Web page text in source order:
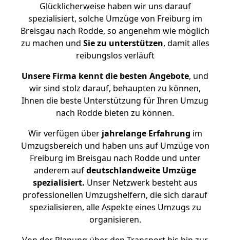
Glücklicherweise haben wir uns darauf
spezialisiert, solche Umzüge von Freiburg im
Breisgau nach Rodde, so angenehm wie möglich
zu machen und Sie zu unterstützen, damit alles
reibungslos verläuft
Unsere Firma kennt die besten Angebote, und
wir sind stolz darauf, behaupten zu können,
Ihnen die beste Unterstützung für Ihren Umzug
nach Rodde bieten zu können.
Wir verfügen überjahrelange Erfahrung im
Umzugsbereich und haben uns auf Umzüge von
Freiburg im Breisgau nach Rodde und unter
anderem aufdeutschlandweite Umzüge
spezialisiert. Unser Netzwerk besteht aus
professionellen Umzugshelfern, die sich darauf
spezialisieren, alle Aspekte eines Umzugs zu
organisieren.